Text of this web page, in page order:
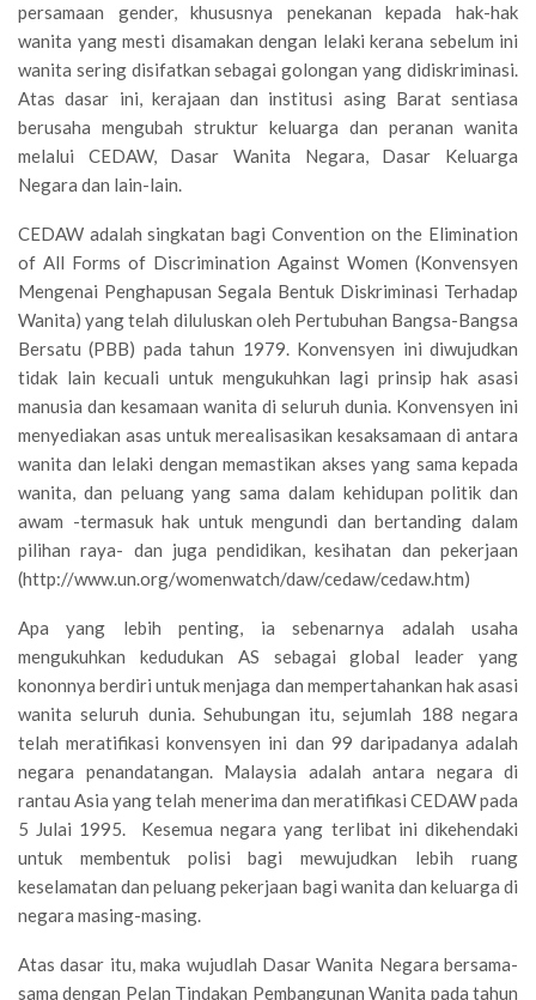
persamaan gender, khususnya penekanan kepada hak-hak
wanita yang mesti disamakan dengan lelaki kerana sebelum ini
wanita sering disifatkan sebagai golongan yang didiskriminasi.
Atas dasar ini, kerajaan dan institusi asing Barat sentiasa
berusaha mengubah struktur keluarga dan peranan wanita
melalui CEDAW, Dasar Wanita Negara, Dasar Keluarga
Negara dan lain-lain.
CEDAW adalah singkatan bagi Convention on the Elimination
of All Forms of Discrimination Against Women (Konvensyen
Mengenai Penghapusan Segala Bentuk Diskriminasi Terhadap
Wanita) yang telah diluluskan oleh Pertubuhan Bangsa-Bangsa
Bersatu (PBB) pada tahun 1979. Konvensyen ini diwujudkan
tidak lain kecuali untuk mengukuhkan lagi prinsip hak asasi
manusia dan kesamaan wanita di seluruh dunia. Konvensyen ini
menyediakan asas untuk merealisasikan kesaksamaan di antara
wanita dan lelaki dengan memastikan akses yang sama kepada
wanita, dan peluang yang sama dalam kehidupan politik dan
awam -termasuk hak untuk mengundi dan bertanding dalam
pilihan raya- dan juga pendidikan, kesihatan dan pekerjaan
(http://www.un.org/womenwatch/daw/cedaw/cedaw.htm)
Apa yang lebih penting, ia sebenarnya adalah usaha
mengukuhkan kedudukan AS sebagai global leader yang
kononnya berdiri untuk menjaga dan mempertahankan hak asasi
wanita seluruh dunia. Sehubungan itu, sejumlah 188 negara
telah meratifikasi konvensyen ini dan 99 daripadanya adalah
negara penandatangan. Malaysia adalah antara negara di
rantau Asia yang telah menerima dan meratifikasi CEDAW pada
5 Julai 1995. Kesemua negara yang terlibat ini dikehendaki
untuk membentuk polisi bagi mewujudkan lebih ruang
keselamatan dan peluang pekerjaan bagi wanita dan keluarga di
negara masing-masing.
Atas dasar itu, maka wujudlah Dasar Wanita Negara bersama-
sama dengan Pelan Tindakan Pembangunan Wanita pada tahun